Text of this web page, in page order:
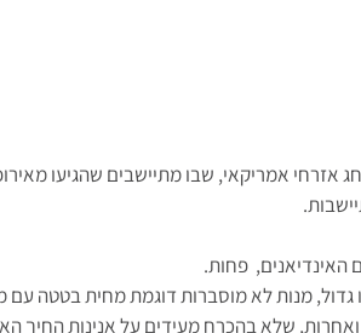
אזרחי אמריקאי, שבו מתיישבים שהגיעו
האינדיאנים,  פחות.
מנות לא מוסברות דוגמת מחית בטטה עם
שלא בהכרח מעידים על אנינות החיך